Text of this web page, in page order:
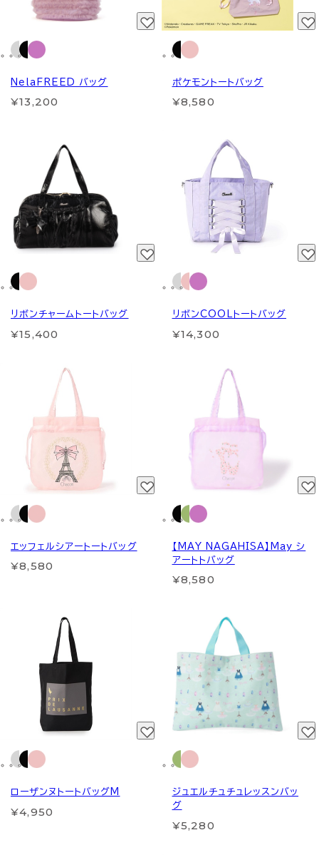
NelaFREED バッグ
¥13,200
ポケモントートバッグ
¥8,580
リボンチャームトートバッグ
¥15,400
リボンCOOLトートバッグ
¥14,300
エッフェルシアートートバッグ
¥8,580
【MAY NAGAHISA】May シ
アートトバッグ
¥8,580
ローザンヌトートバッグM
¥4,950
ジュエルチュチュレッスンバッ
グ
¥5,280